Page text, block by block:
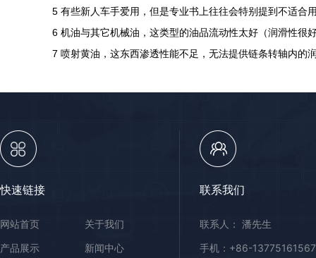
5 有些新人车手爱用，但是专业书上往往会特别提到不适合
6 机油与其它机械油，这类型的油品流动性太好（润滑性很
7 喷射黄油，这东西渗透性能不足，无法提供链条转轴内的
快速链接
网站首页
关于我们
产品展示
新闻中心
联系我们
联系人： 潘先生
手机：+86-13775161567